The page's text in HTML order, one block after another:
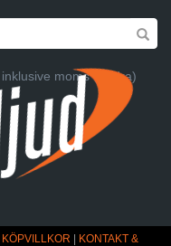
moms (Ändra)
KÖPVILLKOR
KONTAKT &